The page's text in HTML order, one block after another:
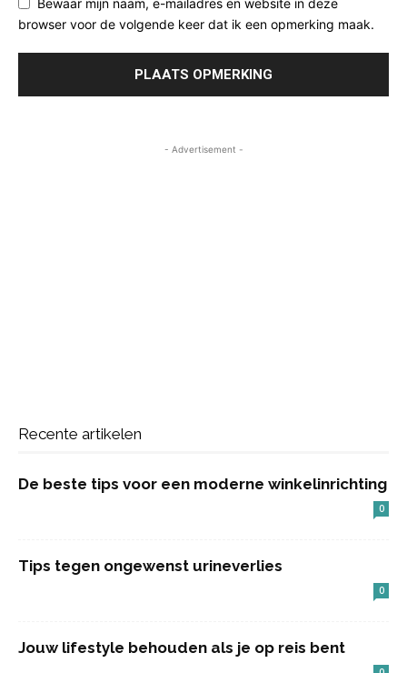
Bewaar mijn naam, e-mailadres en website in deze
browser voor de volgende keer dat ik een opmerking maak.
- Advertisement -
Recente artikelen
De beste tips voor een moderne winkelinrichting
0
Tips tegen ongewenst urineverlies
0
Jouw lifestyle behouden als je op reis bent